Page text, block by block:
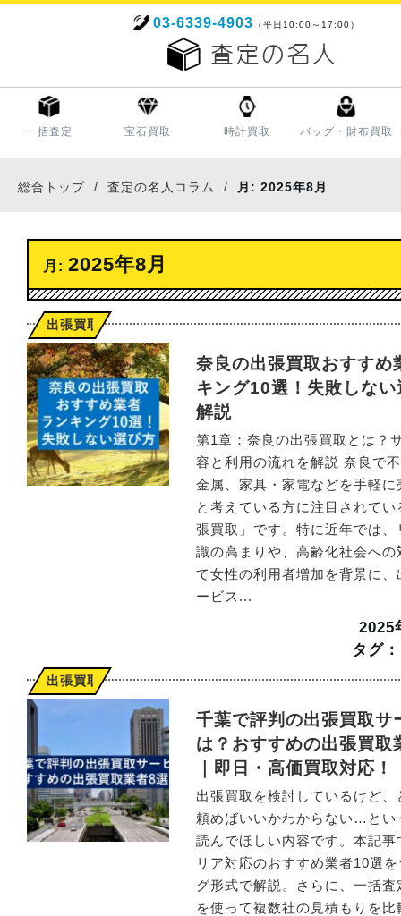
03-6339-4903 （平日10:00～17:00）
一括査定 宝石買取 時計買取 バッグ・財布買取
総合トップ 査定の名人コラム 月: 2025年8月
月: 2025年8月
出張買取
奈良の出張買取おすすめ
キング10選！失敗しな
解説
第1章：奈良の出張買取とは？
容と利用の流れを解説 奈良で
金属、家具・家電などを手軽に
と考えている方に注目されてい
張買取」です。特に近年では、
識の高まりや、高齢化社会への
て女性の利用者増加を背景に、
ービス...
2025
タグ：
出張買取
千葉で評判の出張買取サ
は？おすすめの出張買取
｜即日・高価買取対応！
出張買取を検討しているけど、
頼めばいいかわからない…とい
読んでほしい内容です。本記事
リア対応のおすすめ業者10選
グ形式で解説。さらに、一括査
を使って複数社の見積もりを比